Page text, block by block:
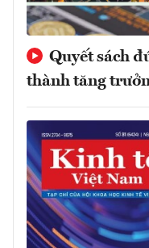
Quyết sách
thành tăng